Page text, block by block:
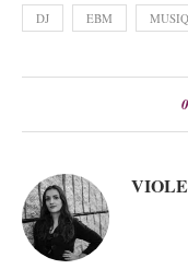
DJ EBM
0